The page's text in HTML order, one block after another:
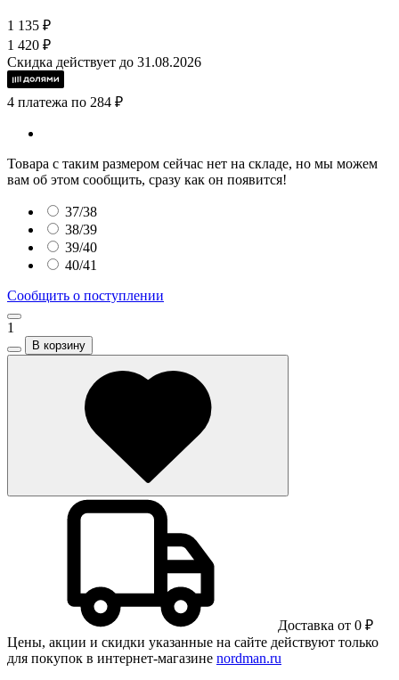
1 135 ₽
1 420 ₽
Скидка действует до 31.08.2026
4 платежа по 284 ₽
Товара с таким размером сейчас нет на складе, но мы можем
вам об этом сообщить, сразу как он появится!
37/38
38/39
39/40
40/41
Сообщить о поступлении
1
В корзину
Доставка от 0 ₽
Цены, акции и скидки указанные на сайте действуют только
для покупок в интернет-магазине nordman.ru